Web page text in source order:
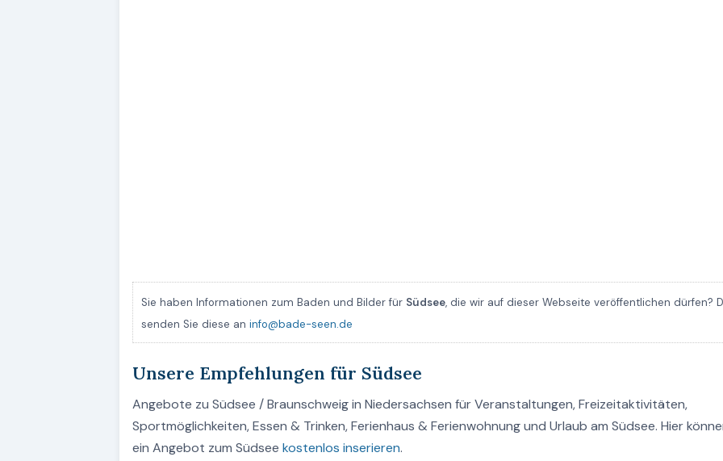
Sie haben Informationen zum Baden und Bilder für Südsee, die wir auf dieser Webseite veröffentlichen dürfen?
senden Sie diese an info@bade-seen.de
Unsere Empfehlungen für Südsee
Angebote zu Südsee / Braunschweig in Niedersachsen für Veranstaltungen, Freizeitaktivitäten,
Sportmöglichkeiten, Essen & Trinken, Ferienhaus & Ferienwohnung und Urlaub am Südsee. Hier
ein Angebot zum Südsee kostenlos inserieren.